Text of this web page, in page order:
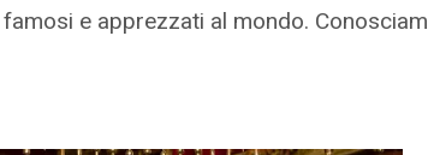
e apprezzati al mondo.